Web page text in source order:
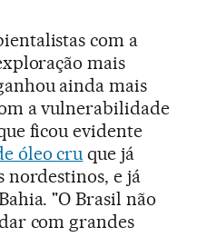
com a
mais
ainda mais
a vulnerabilidade
ficou evidente
óleo cru que já
nordestinos, e já
"O Brasil não
com grandes